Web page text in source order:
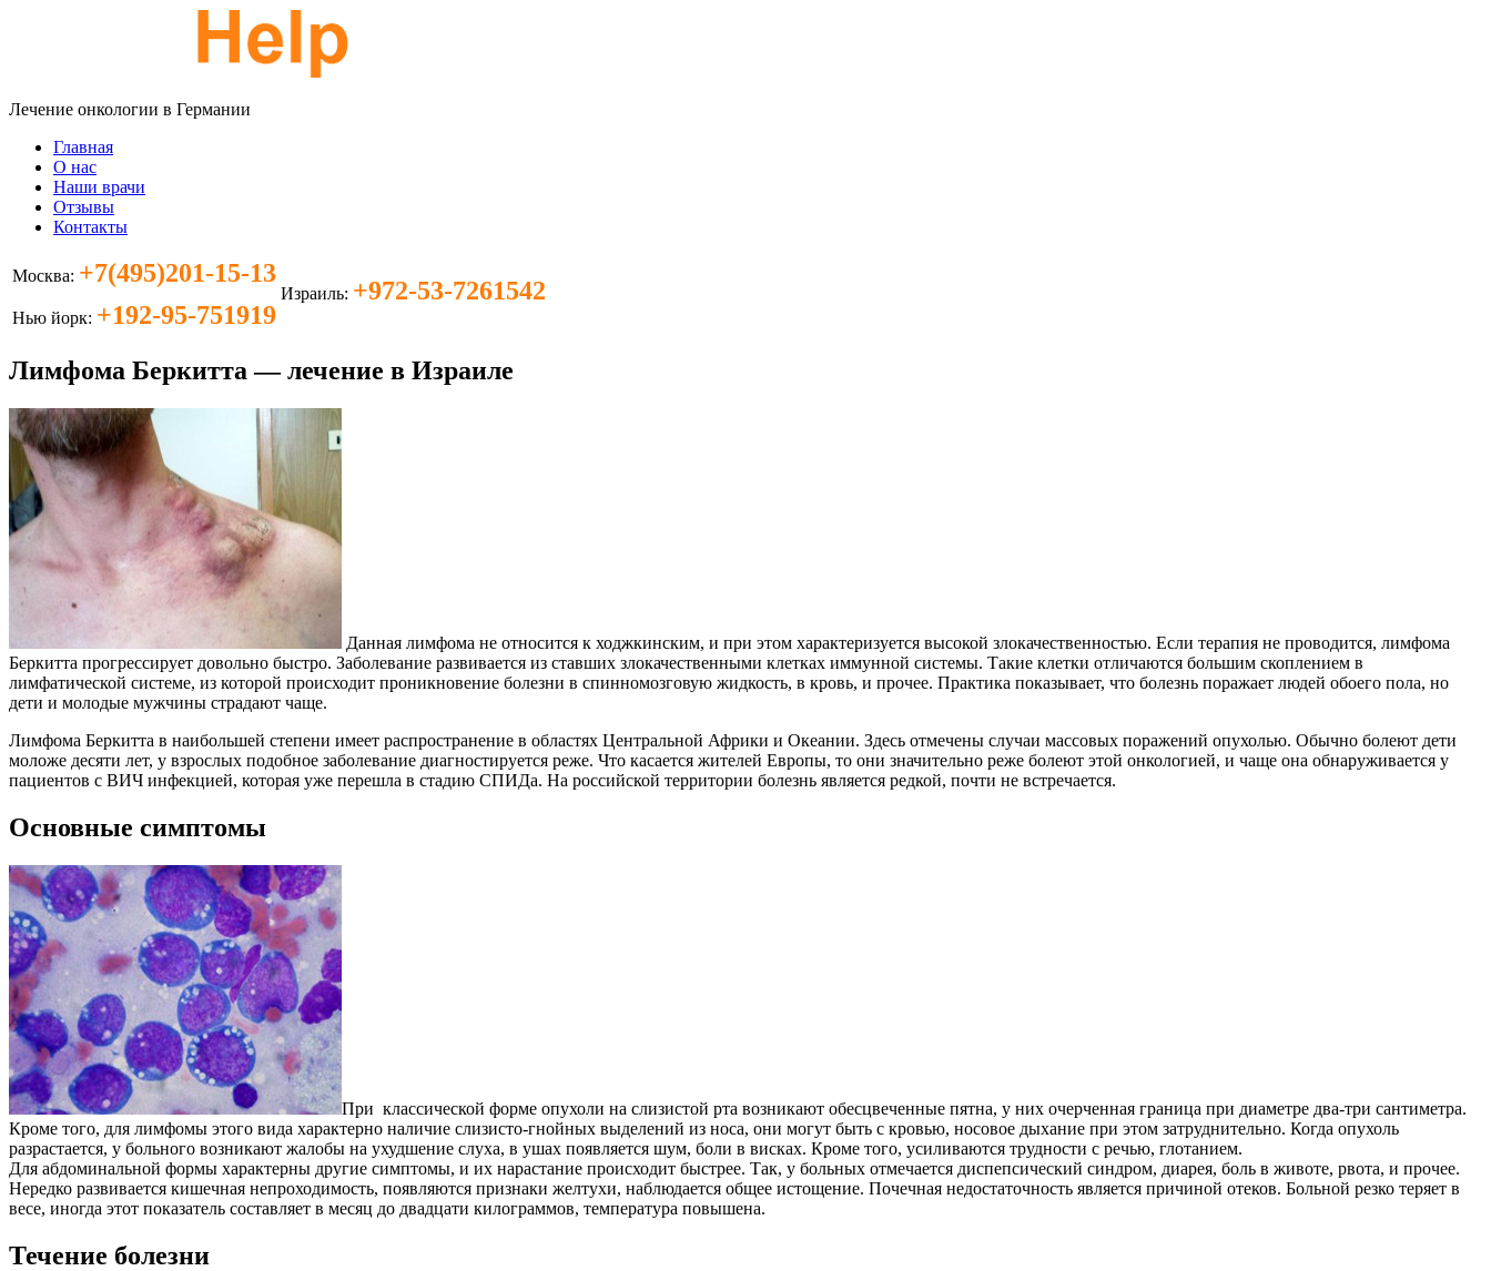
Лечение онкологии в Германии
Главная
О нас
Наши врачи
Отзывы
Контакты
Москва: +7(495)201-15-13
Нью йорк: +192-95-751919
Израиль: +972-53-7261542
Лимфома Беркитта — лечение в Израиле
Данная лимфома не относится к ходжкинским, и при этом характеризуется высокой злокачественностью. Если терапия не проводится, лимфома
Беркитта прогрессирует довольно быстро. Заболевание развивается из ставших злокачественными клетках иммунной системы. Такие клетки отличаются большим скоплением в
лимфатической системе, из которой происходит проникновение болезни в спинномозговую жидкость, в кровь, и прочее. Практика показывает, что болезнь поражает людей обоего пола, но
дети и молодые мужчины страдают чаще.
Лимфома Беркитта в наибольшей степени имеет распространение в областях Центральной Африки и Океании. Здесь отмечены случаи массовых поражений опухолью. Обычно болеют дети
моложе десяти лет, у взрослых подобное заболевание диагностируется реже. Что касается жителей Европы, то они значительно реже болеют этой онкологией, и чаще она обнаруживается у
пациентов с ВИЧ инфекцией, которая уже перешла в стадию СПИДа. На российской территории болезнь является редкой, почти не встречается.
Основные симптомы
При классической форме опухоли на слизистой рта возникают обесцвеченные пятна, у них очерченная граница при диаметре два-три сантиметра.
Кроме того, для лимфомы этого вида характерно наличие слизисто-гнойных выделений из носа, они могут быть с кровью, носовое дыхание при этом затруднительно. Когда опухоль
разрастается, у больного возникают жалобы на ухудшение слуха, в ушах появляется шум, боли в висках. Кроме того, усиливаются трудности с речью, глотанием.
Для абдоминальной формы характерны другие симптомы, и их нарастание происходит быстрее. Так, у больных отмечается диспепсический синдром, диарея, боль в животе, рвота, и прочее.
Нередко развивается кишечная непроходимость, появляются признаки желтухи, наблюдается общее истощение. Почечная недостаточность является причиной отеков. Больной резко теряет в
весе, иногда этот показатель составляет в месяц до двадцати килограммов, температура повышена.
Течение болезни